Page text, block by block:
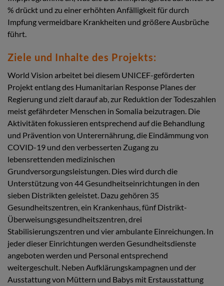
% drückt und zu einer erhöhten Anfälligkeit für durch
Impfung vermeidbare Krankheiten und größere Ausbrüche
führt.
Ziele und Inhalte des Projekts:
World Vision arbeitet bei diesem UNICEF-geförderten
Projekt entlang des Humanitarian Response Planes der
Regierung und zielt darauf ab, zur Reduktion der Todeszahlen
meist gefährdeter Menschen in Somalia beizutragen. Die
Aktivitäten fokussieren entsprechend auf die Behandlung
und Prävention von Unterernährung, die Eindämmung von
COVID-19 und den verbesserten Zugang zu
lebensrettenden medizinischen
Grundversorgungsleistungen. Dies wird durch die
Unterstützung von 44 Gesundheitseinrichtungen in den
sieben Distrikten geleistet. Dazu gehören 35
Gesundheitszentren, ein Krankenhaus, fünf Distrikt-
Überweisungsgesundheitszentren, drei
Stabilisierungszentren und vier ambulante Einreichungen. In
jeder dieser Einrichtungen werden Gesundheitsdienste
angeboten werden und Personal entsprechend
weitergeschult. Neben Aufklärungskampagnen und der
Ausstattung von Müttern und Babys mit Erstausstattung